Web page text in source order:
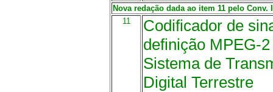
Nova redação dada ao item 11 pelo
11
Codificador de
definição MPEG-
Sistema de
Digital Terrestre